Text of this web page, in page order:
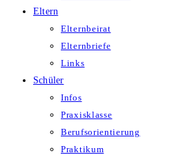
Eltern
Elternbeirat
Elternbriefe
Links
Schüler
Infos
Praxisklasse
Berufsorientierung
Praktikum